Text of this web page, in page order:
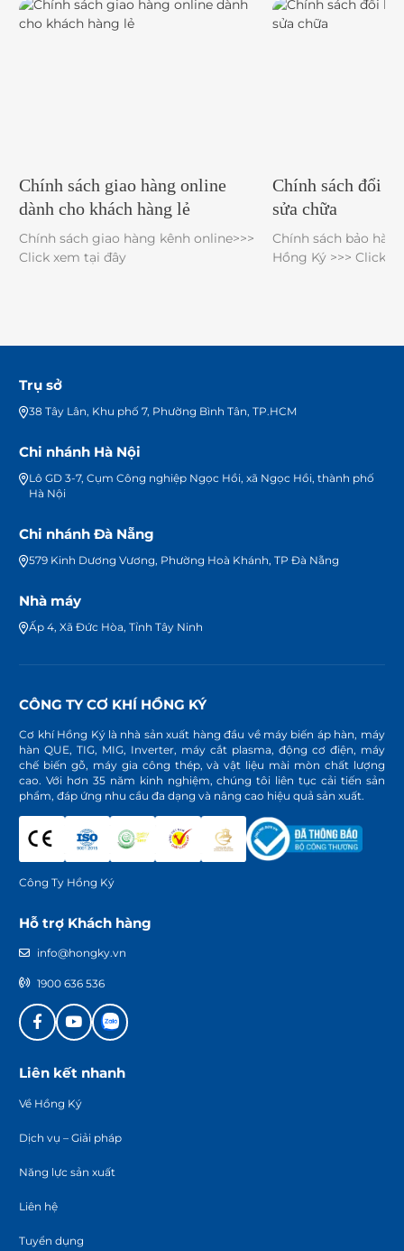
Chính sách giao hàng online
dành cho khách hàng lẻ
Chính sách giao hàng kênh online>>>
Click xem tại đây
Chính sách đổi
sửa chữa
Chính sách bảo
Hồng Ký >>>
Trụ sở
38 Tây Lân, Khu phố 7, Phường Bình Tân, TP.HCM
Chi nhánh Hà Nội
Lô GD 3-7, Cụm Công nghiệp Ngọc Hồi, xã Ngọc Hồi, thành phố
Hà Nội
Chi nhánh Đà Nẵng
579 Kinh Dương Vương, Phường Hoà Khánh, TP Đà Nẵng
Nhà máy
Ấp 4, Xã Đức Hòa, Tỉnh Tây Ninh
CÔNG TY CƠ KHÍ HỒNG KÝ
Cơ khí Hồng Ký là nhà sản xuất hàng đầu về máy biến áp hàn, máy
hàn QUE, TIG, MIG, Inverter, máy cắt plasma, động cơ điện, máy
chế biến gỗ, máy gia công thép, và vật liệu mài mòn chất lượng
cao. Với hơn 35 năm kinh nghiệm, chúng tôi liên tục cải tiến sản
phẩm, đáp ứng nhu cầu đa dạng và nâng cao hiệu quả sản xuất.
Công Ty Hồng Ký
Hỗ trợ Khách hàng
info@hongky.vn
1900 636 536
Liên kết nhanh
Về Hồng Ký
Dịch vụ – Giải pháp
Năng lực sản xuất
Liên hệ
Tuyển dụng